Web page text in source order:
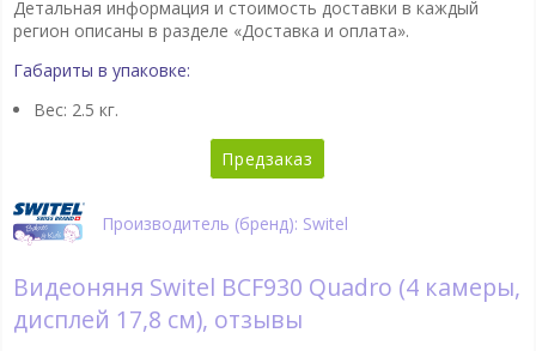
Детальная информация и стоимость доставки в каждый
регион описаны в разделе «Доставка и оплата».
Габариты в упаковке:
Вес: 2.5 кг.
Предзаказ
Производитель (бренд): Switel
Видеоняня Switel BCF930 Quadro (4 камеры,
дисплей 17,8 см), отзывы